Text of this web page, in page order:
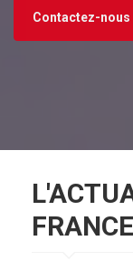
Contactez-nous
FRANCE